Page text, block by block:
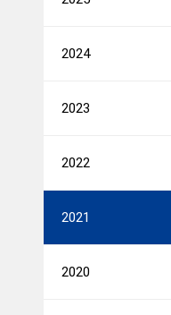
2024
2023
2022
2021
2020